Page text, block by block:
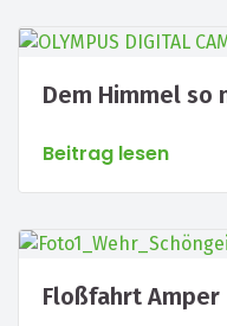
Dem Himmel so
Beitrag lesen
Floßfahrt Amper